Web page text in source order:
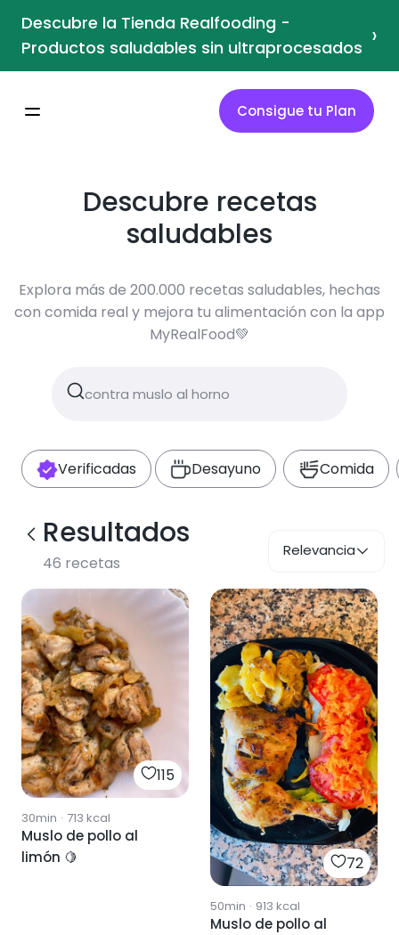
Descubre la Tienda Realfooding -
Productos saludables sin ultraprocesados ›
Consigue tu Plan
Descubre recetas
saludables
Explora más de 200.000 recetas saludables, hechas
con comida real y mejora tu alimentación con la app
MyRealFood💚
Verificadas Desayuno Comida
Resultados
46 recetas
Relevancia
115
30min · 713 kcal
Muslo de pollo al
limón 🍋
72
50min · 913 kcal
Muslo de pollo al